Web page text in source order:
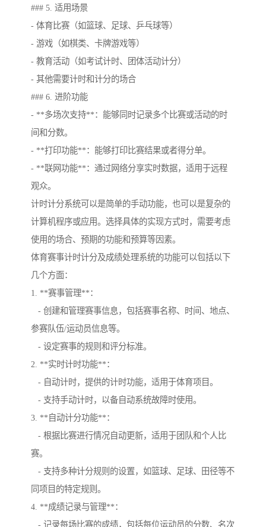
### 5. 适用场景
- 体育比赛（如篮球、足球、乒乓球等）
- 游戏（如棋类、卡牌游戏等）
- 教育活动（如考试计时、团体活动计分）
- 其他需要计时和计分的场合
### 6. 进阶功能
- **多场次支持**：能够同时记录多个比赛或活动的时
间和分数。
- **打印功能**：能够打印比赛结果或者得分单。
- **联网功能**：通过网络分享实时数据，适用于远程
观众。
计时计分系统可以是简单的手动功能，也可以是复杂的
计算机程序或应用。选择具体的实现方式时，需要考虑
使用的场合、预期的功能和预算等因素。
体育赛事计时计分及成绩处理系统的功能可以包括以下
几个方面：
1. **赛事管理**：
- 创建和管理赛事信息，包括赛事名称、时间、地点、
参赛队伍/运动员信息等。
- 设定赛事的规则和评分标准。
2. **实时计时功能**：
- 自动计时，提供的计时功能，适用于体育项目。
- 支持手动计时，以备自动系统故障时使用。
3. **自动计分功能**：
- 根据比赛进行情况自动更新，适用于团队和个人比
赛。
- 支持多种计分规则的设置，如篮球、足球、田径等不
同项目的特定规则。
4. **成绩记录与管理**：
- 记录每场比赛的成绩，包括每位运动员的分数、名次